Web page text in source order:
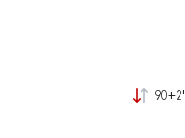
90+2'